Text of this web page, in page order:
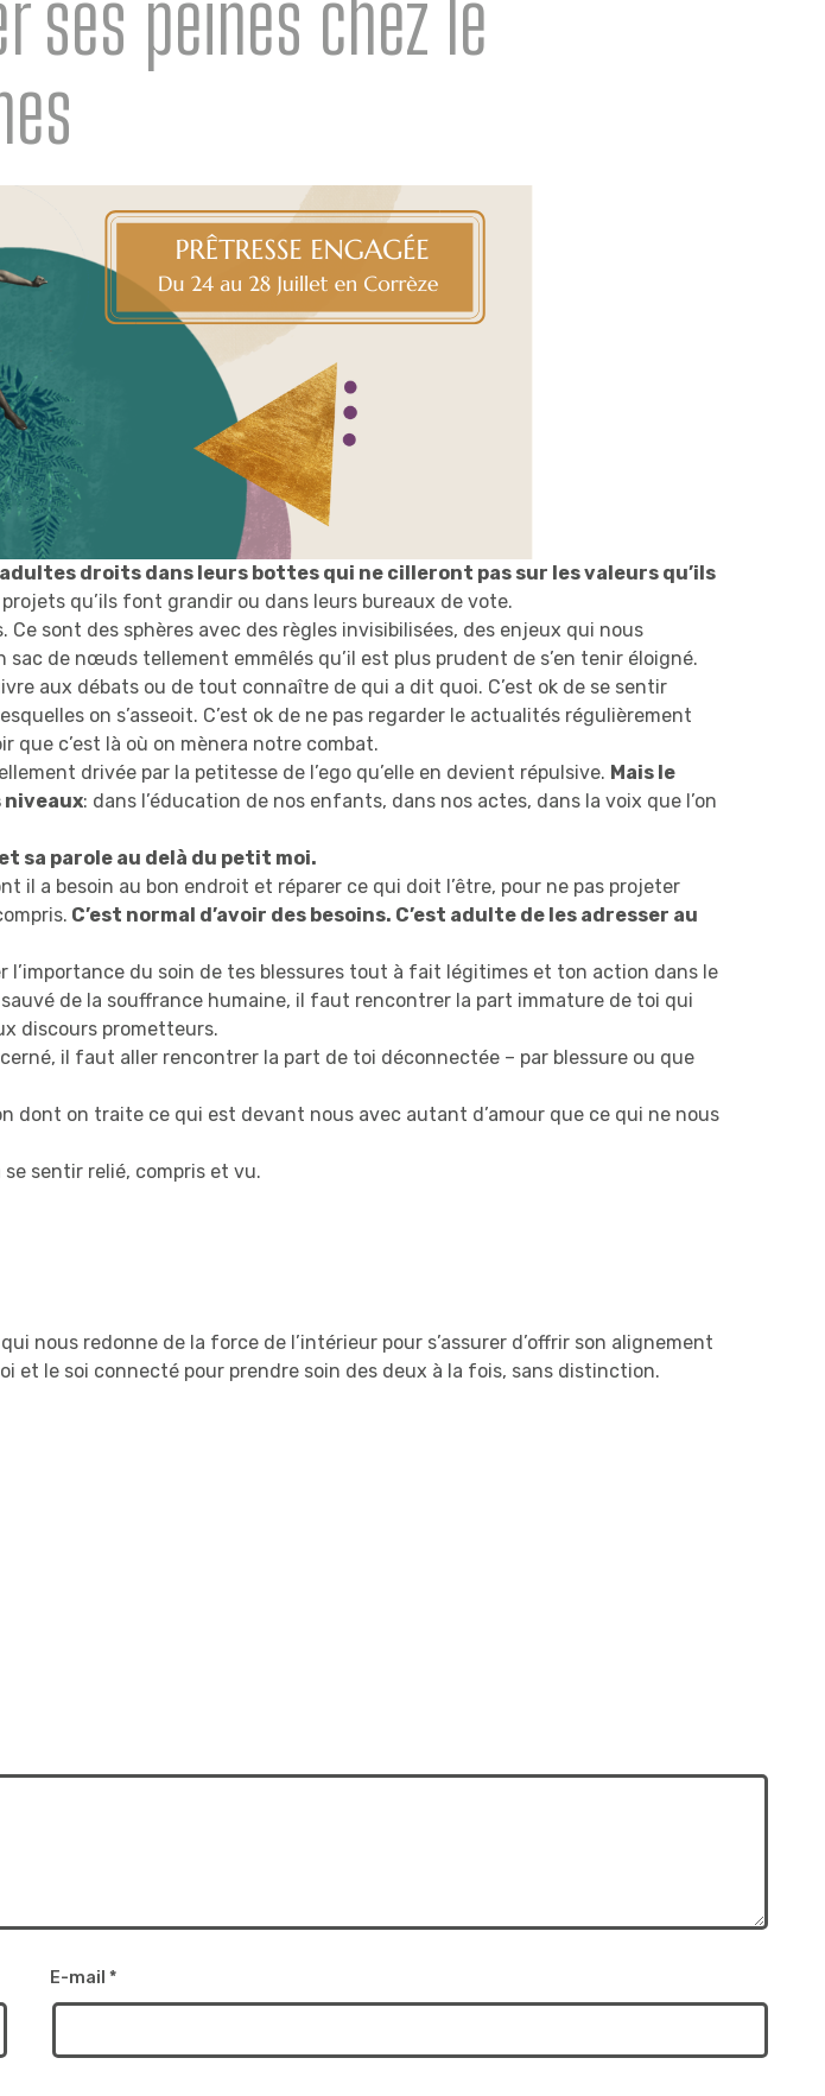
ses peines chez le
adultes droits dans leurs bottes qui ne cilleront pas sur les valeurs qu’ils
qu’ils font grandir ou dans leurs bureaux de vote.
sont des sphères avec des règles invisibilisées, des enjeux qui nous
de nœuds tellement emmêlés qu’il est plus prudent de s’en tenir éloigné.
aux débats ou de tout connaître de qui a dit quoi. C’est ok de se sentir
on s’asseoit. C’est ok de ne pas regarder le actualités régulièrement
que c’est là où on mènera notre combat.
drivée par la petitesse de l’ego qu’elle en devient répulsive. Mais le
niveaux: dans l’éducation de nos enfants, dans nos actes, dans la voix que l’on
sa parole au delà du petit moi.
il a besoin au bon endroit et réparer ce qui doit l’être, pour ne pas projeter
C’est normal d’avoir des besoins. C’est adulte de les adresser au
du soin de tes blessures tout à fait légitimes et ton action dans le
de la souffrance humaine, il faut rencontrer la part immature de toi qui
discours prometteurs.
il faut aller rencontrer la part de toi déconnectée – par blessure ou que
dont on traite ce qui est devant nous avec autant d’amour que ce qui ne nous
sentir relié, compris et vu.
nous redonne de la force de l’intérieur pour s’assurer d’offrir son alignement
et le soi connecté pour prendre soin des deux à la fois, sans distinction.
E-mail *